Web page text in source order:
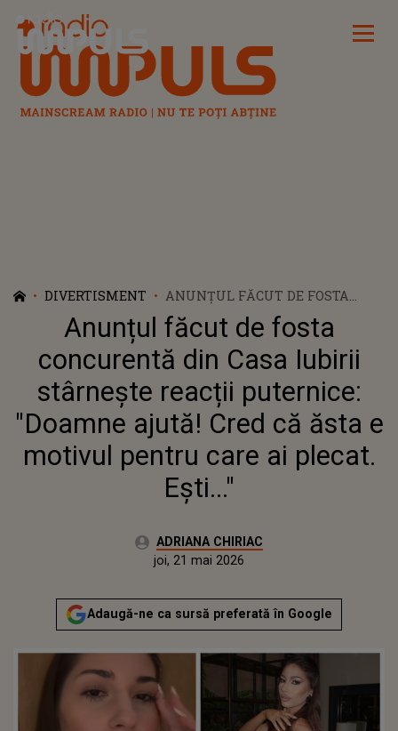
Radio Impuls
DIVERTISMENT
ANUNȚUL FĂCUT DE FOSTA
CONCURENTĂ DIN CASA IUBIRII
STÂRNEȘTE REACȚII PUTERNICE:
"DOAMNE AJUTĂ! CRED CĂ ĂSTA
E MOTIVUL PENTRU CARE AI
PLECAT. EȘTI..."
Anunțul făcut de fosta
concurentă din Casa Iubirii
stârnește reacții puternice:
"Doamne ajută! Cred că ăsta e
motivul pentru care ai plecat.
Ești..."
Autor:ADRIANA CHIRIAC
Actualizat:
joi, 21 mai 2026
Adaugă-ne ca sursă preferată în Google